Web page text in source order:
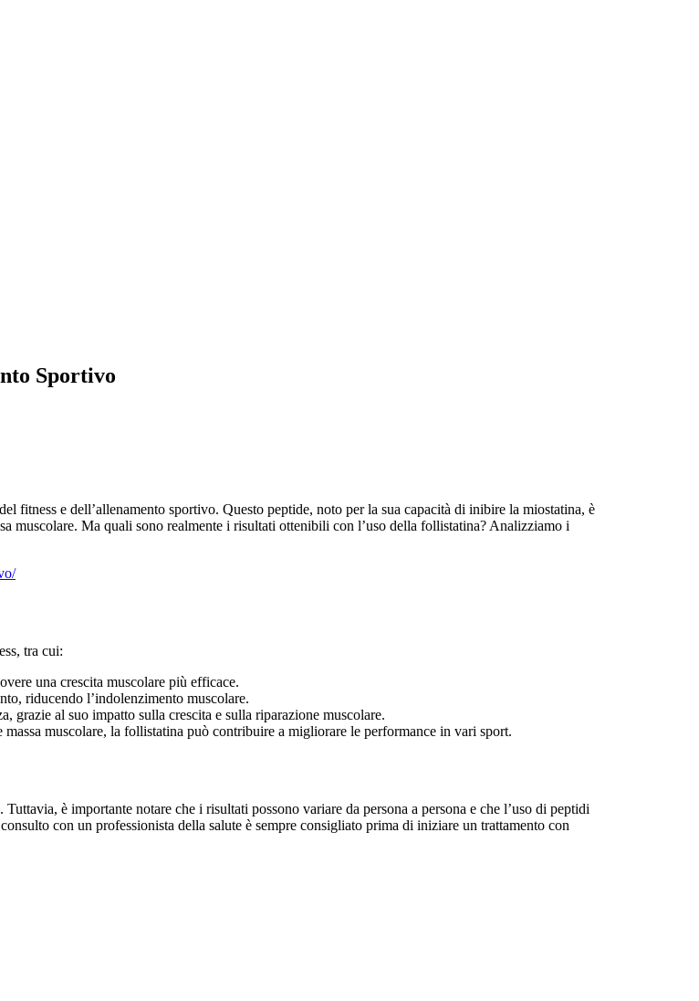
Sportivo
e dell’allenamento sportivo. Questo peptide, noto per la sua capacità di inibire la miostatina, è
muscolare. Ma quali sono realmente i risultati ottenibili con l’uso della follistatina? Analizziamo i
tra cui:
una crescita muscolare più efficace.
riducendo l’indolenzimento muscolare.
al suo impatto sulla crescita e sulla riparazione muscolare.
muscolare, la follistatina può contribuire a migliorare le performance in vari sport.
è importante notare che i risultati possono variare da persona a persona e che l’uso di peptidi
con un professionista della salute è sempre consigliato prima di iniziare un trattamento con